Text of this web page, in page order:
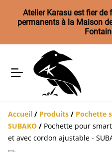
Atelier Karasu est fier de
permanents à la Maison
Accueil / Produits / Pochette
SUBAKO / Pochette pour
et avec cordon ajustable -